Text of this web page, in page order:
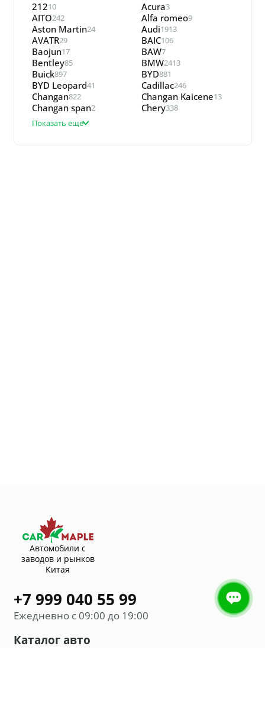
21210 Acura3
AITO242 Alfa romeo9
Aston Martin24 Audi1913
AVATR29 BAIC106
Baojun17 BAW7
Bentley85 BMW2413
Buick897 BYD881
BYD Leopard41 Cadillac246
Changan822 Changan Kaicene13
Changan span2 Chery338
Показать еще
Автомобили с
заводов и рынков
Китая
+7 999 040 55 99
Ежедневно с 09:00 до 19:00
Каталог авто